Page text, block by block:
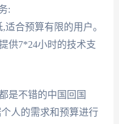
:
合预算有限的用户。
供7*24小时的技术支
是不错的中国回国
人的需求和预算进行